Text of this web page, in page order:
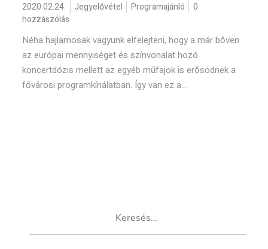
2020.02.24. Jegyelővétel Programajánló
0
hozzászólás
Néha hajlamosak vagyunk elfelejteni, hogy a már bőven
az európai mennyiséget és színvonalat hozó
koncertdózis mellett az egyéb műfajok is erősödnek a
fővárosi programkínálatban. Így van ez a...